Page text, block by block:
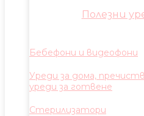
Полезни
Бебефони и видеофони
Уреди за дома,
уреди за готвене
Стерилизатори